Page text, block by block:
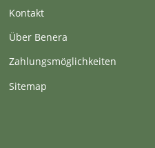
Kontakt
Über Benera
Zahlungsmöglichkeiten
Sitemap